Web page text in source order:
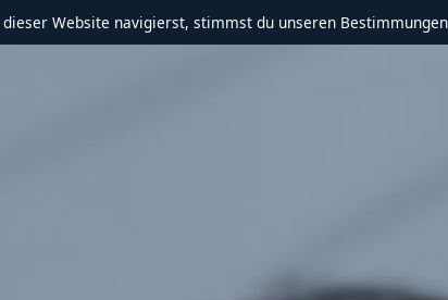
Website navigierst, stimmst du unseren